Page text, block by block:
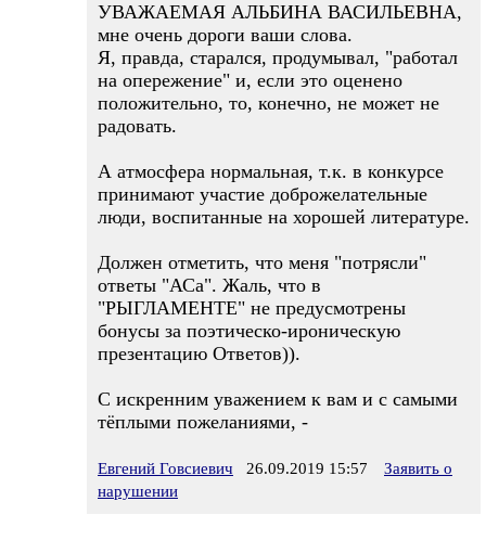
УВАЖАЕМАЯ АЛЬБИНА ВАСИЛЬЕВНА,
мне очень дороги ваши слова.
Я, правда, старался, продумывал, "работал
на опережение" и, если это оценено
положительно, то, конечно, не может не
радовать.
А атмосфера нормальная, т.к. в конкурсе
принимают участие доброжелательные
люди, воспитанные на хорошей литературе.
Должен отметить, что меня "потрясли"
ответы "АСа". Жаль, что в
"РЫГЛАМЕНТЕ" не предусмотрены
бонусы за поэтическо-ироническую
презентацию Ответов)).
С искренним уважением к вам и с самыми
тёплыми пожеланиями, -
Евгений Говсиевич 26.09.2019 15:57
Заявить о
нарушении